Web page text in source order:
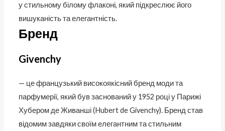
у стильному білому флаконі, який підкреслює його
вишуканість та елегантність.
Бренд
Givenchy
— це французький високоякісний бренд моди та
парфумерії, який був заснований у 1952 році у Парижі
Хубером де Живанші (Hubert de Givenchy). Бренд став
відомим завдяки своїм елегантним та стильним